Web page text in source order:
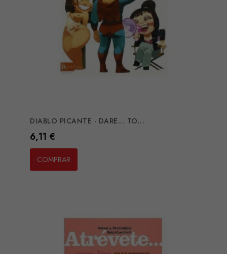
DIABLO PICANTE - DARE... TO...
Preço
6,11 €
COMPRAR